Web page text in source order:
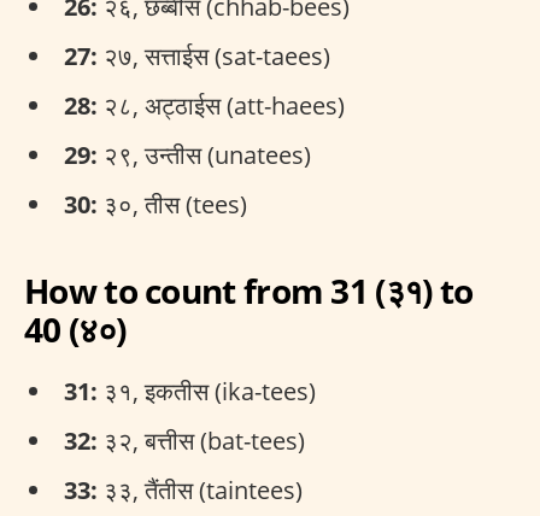
26: २६, छब्बीस (chhab-bees)
27: २७, सत्ताईस (sat-taees)
28: २८, अट्ठाईस (att-haees)
29: २९, उन्तीस (unatees)
30: ३०, तीस (tees)
How to count from 31 (३१) to
40 (४०)
31: ३१, इकतीस (ika-tees)
32: ३२, बत्तीस (bat-tees)
33: ३३, तैंतीस (taintees)